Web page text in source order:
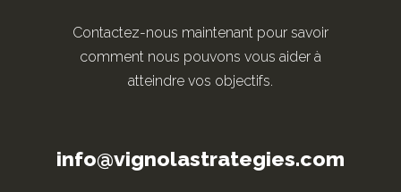
Contactez-nous maintenant pour savoir
comment nous pouvons vous aider à
atteindre vos objectifs.
info@vignolastrategies.com